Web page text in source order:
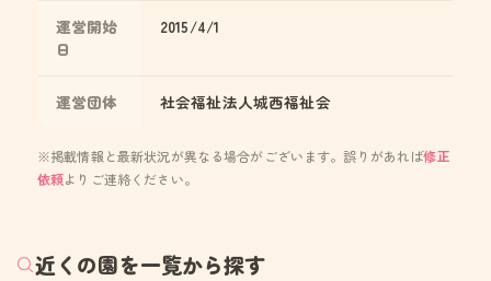
運営開始
日
2015/4/1
運営団体 社会福祉法人城西福祉会
※掲載情報と最新状況が異なる場合がございます。誤りがあれば修正
依頼よりご連絡ください。
近くの園を一覧から探す